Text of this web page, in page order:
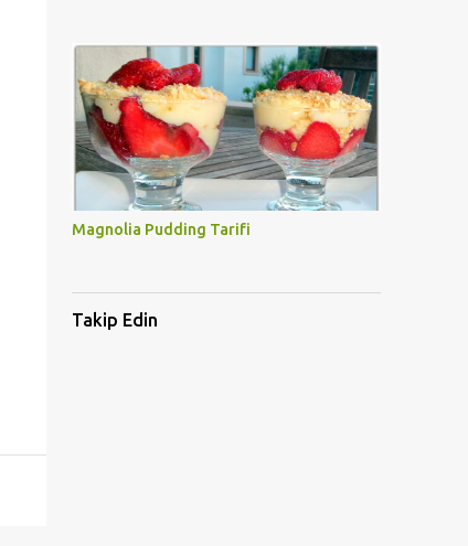
Magnolia Pudding Tarifi
Takip Edin